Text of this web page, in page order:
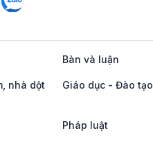
Bàn và luận
nhà dột
Giáo dục - Đào tạo
Pháp luật